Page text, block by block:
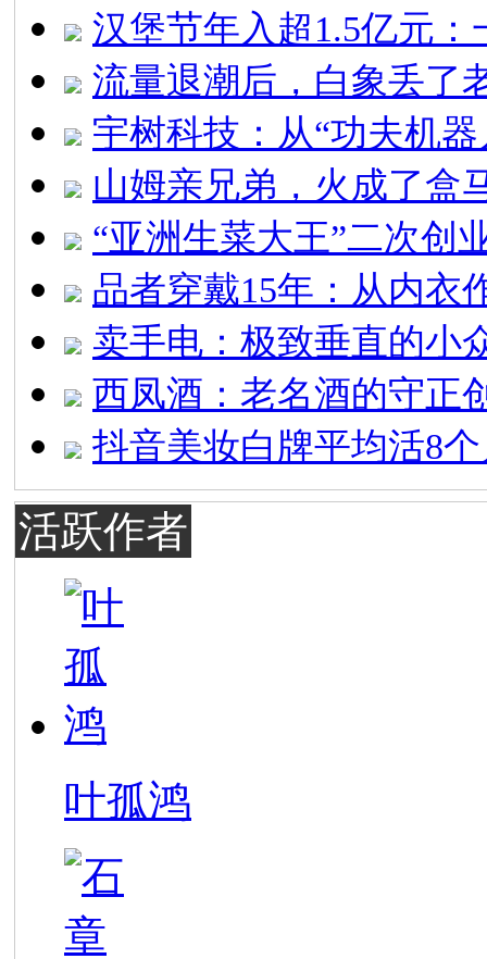
汉堡节年入超1.5亿元：
流量退潮后，白象丢了
宇树科技：从“功夫机器
山姆亲兄弟，火成了盒
“亚洲生菜大王”二次创
品者穿戴15年：从内衣
卖手电：极致垂直的小
西凤酒：老名酒的守正
抖音美妆白牌平均活8
活跃作者
叶孤鸿